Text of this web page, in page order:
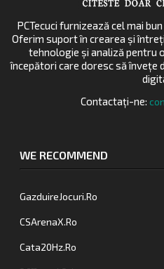
PCTecuci furnizează cel mai
Oferim suport în crearea și
tehnologie și analiză pentru
începători care doresc să învețe
Contactați-ne:
WE RECOMMEND
GazduireJocuri.Ro
CSArenaX.Ro
Cata20Hz.Ro